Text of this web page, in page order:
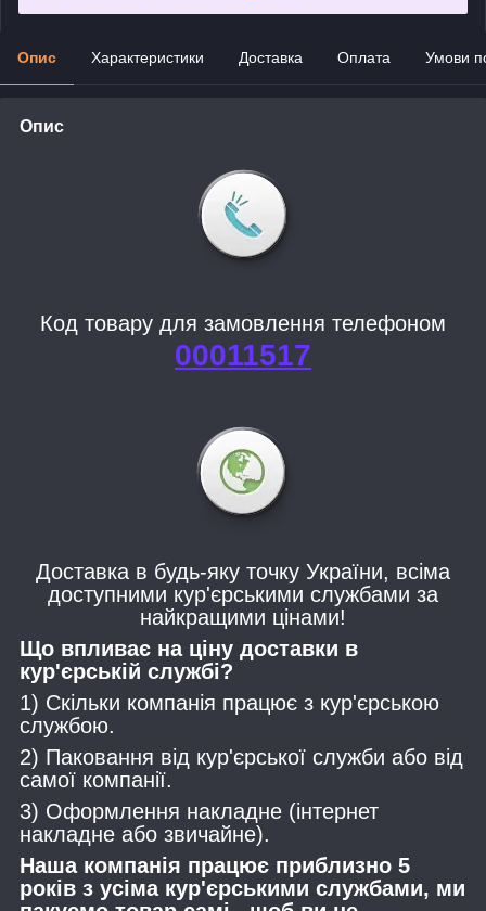
Опис Характеристики Доставка Оплата Умови
Опис
Код товару для замовлення телефоном
00011517
Доставка в будь-яку точку України, всіма
доступними кур'єрськими службами за
найкращими цінами!
Що впливає на ціну доставки в
кур'єрській службі?
1) Скільки компанія працює з кур'єрською
службою.
2) Паковання від кур'єрської служби або від
самої компанії.
3) Оформлення накладне (інтернет
накладне або звичайне).
Наша компанія працює приблизно 5
років з усіма кур'єрськими службами, ми